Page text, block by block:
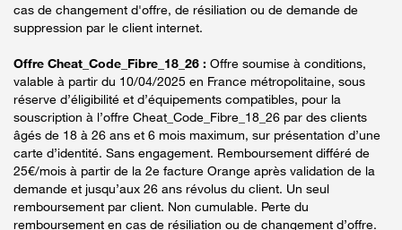
cas de changement d'offre, de résiliation ou de demande de
suppression par le client internet.
Offre Cheat_Code_Fibre_18_26 : Offre soumise à conditions,
valable à partir du 10/04/2025 en France métropolitaine, sous
réserve d’éligibilité et d’équipements compatibles, pour la
souscription à l’offre Cheat_Code_Fibre_18_26 par des clients
âgés de 18 à 26 ans et 6 mois maximum, sur présentation d’une
carte d’identité. Sans engagement. Remboursement différé de
25€/mois à partir de la 2e facture Orange après validation de la
demande et jusqu’aux 26 ans révolus du client. Un seul
remboursement par client. Non cumulable. Perte du
remboursement en cas de résiliation ou de changement d’offre.